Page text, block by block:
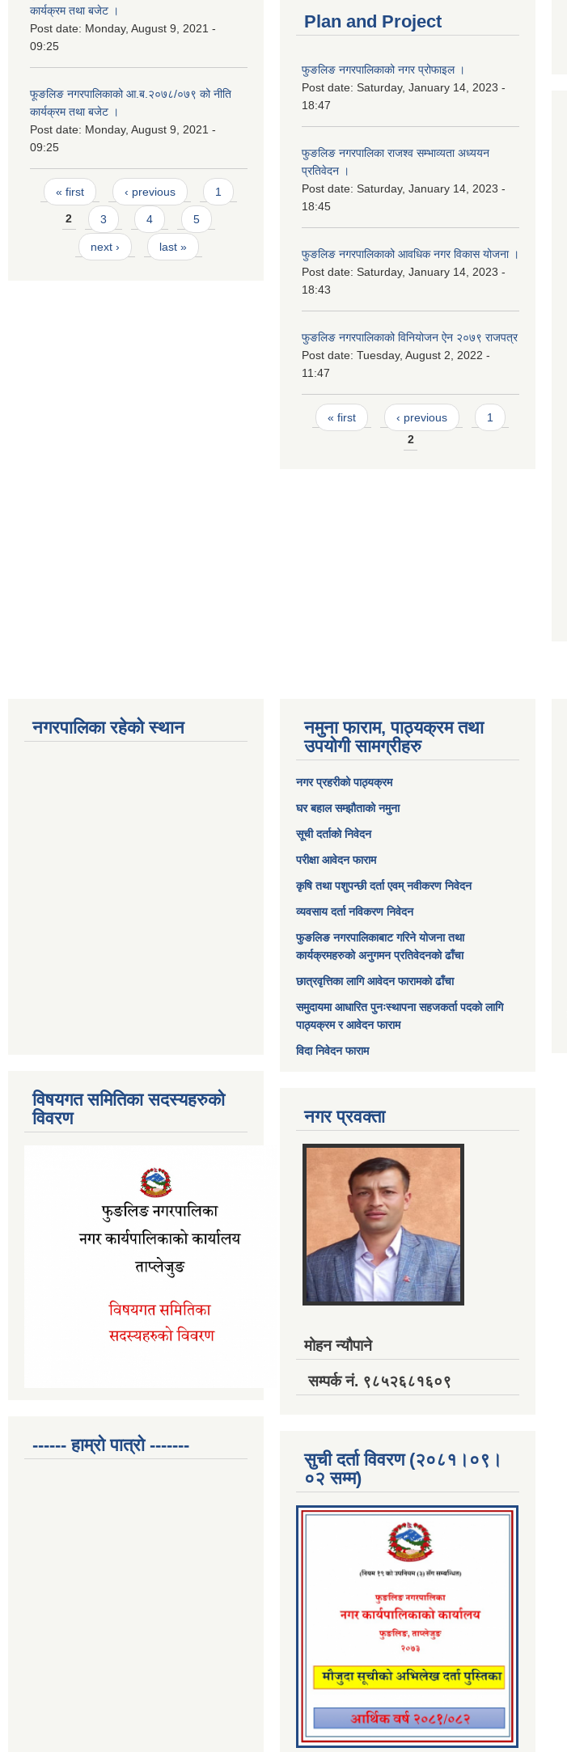
कार्यक्रम तथा बजेट ।
Post date: Monday, August 9, 2021 -
09:25
फूङलिङ नगरपालिकाको आ.ब.२०७८/०७९ को नीति
कार्यक्रम तथा बजेट ।
Post date: Monday, August 9, 2021 -
09:25
Pages
« first ‹ previous 1
2 3 4 5
next › last »
Plan and Project
फुङलिङ नगरपालिकाको नगर प्रोफाइल ।
Post date: Saturday, January 14, 2023 -
18:47
फुङलिङ नगरपालिका राजश्व सम्भाव्यता अध्ययन
प्रतिवेदन ।
Post date: Saturday, January 14, 2023 -
18:45
फुङलिङ नगरपालिकाको आवधिक नगर विकास योजना ।
Post date: Saturday, January 14, 2023 -
18:43
फुङलिङ नगरपालिकाको विनियोजन ऐन २०७९ राजपत्र
Post date: Tuesday, August 2, 2022 -
11:47
Pages
« first ‹ previous
1
2
नगरपालिका रहेको स्थान
विषयगत समितिका सदस्यहरुको
विवरण
------ हाम्रो पात्रो -------
नमुना फाराम, पाठ्यक्रम तथा
उपयोगी सामग्रीहरु
नगर प्रहरीको पाठ्यक्रम
घर बहाल सम्झौताको नमुना
सूची दर्ताको निवेदन
परीक्षा आवेदन फाराम
कृषि तथा पशुपन्छी दर्ता एवम् नवीकरण निवेदन
व्यवसाय दर्ता नविकरण निवेदन
फुङलिङ नगरपालिकाबाट गरिने योजना तथा
कार्यक्रमहरुको अनुगमन प्रतिवेदनको ढाँचा
छात्रवृत्तिका लागि आवेदन फारामको ढाँचा
समुदायमा आधारित पुनःस्थापना सहजकर्ता पदको लागि
पाठ्यक्रम र आवेदन फाराम
विदा निवेदन फाराम
नगर प्रवक्ता
मोहन न्यौपाने
सम्पर्क नं. ९८५२६८१६०९
सुची दर्ता विवरण (२०८१।०९।
०२ सम्म)